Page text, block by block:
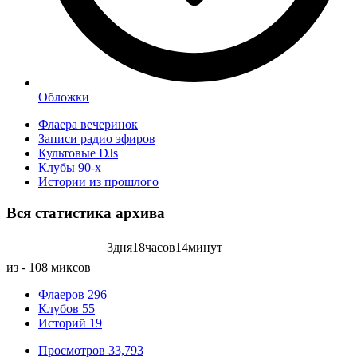
Обложки
Флаера вечеринок
Записи радио эфиров
Культовые DJs
Клубы 90-х
Истории из прошлого
Вся статистика архива
3дня18часов14минут
из - 108 миксов
Флаеров 296
Клубов 55
Историй 19
Просмотров 33,793